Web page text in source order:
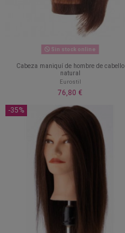
Sin stock online
Cabeza maniquí de hombre de cabello
natural
Eurostil
76,80 €
-35%